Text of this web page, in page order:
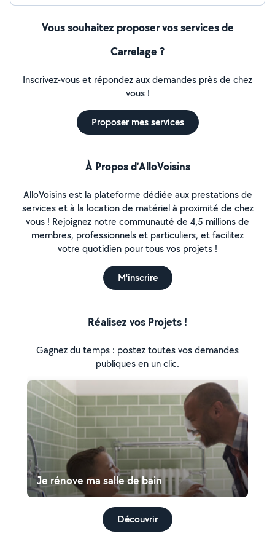
Vous souhaitez proposer vos services de
Carrelage ?
Inscrivez-vous et répondez aux demandes près de chez
vous !
Proposer mes services
À Propos d’AlloVoisins
AlloVoisins est la plateforme dédiée aux prestations de
services et à la location de matériel à proximité de chez
vous ! Rejoignez notre communauté de 4,5 millions de
membres, professionnels et particuliers, et facilitez
votre quotidien pour tous vos projets !
M'inscrire
Réalisez vos Projets !
Gagnez du temps : postez toutes vos demandes
publiques en un clic.
Je rénove ma salle de bain
Découvrir